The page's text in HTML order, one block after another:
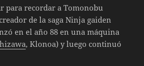
para recordar a Tomonobu
de la saga Ninja gaiden
en el año 88 en una máquina
, Klonoa) y luego continuó